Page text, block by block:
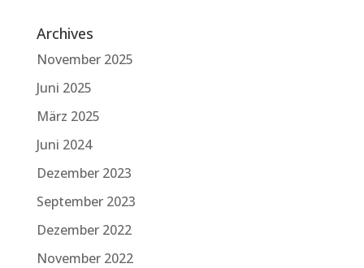
Archives
November 2025
Juni 2025
März 2025
Juni 2024
Dezember 2023
September 2023
Dezember 2022
November 2022